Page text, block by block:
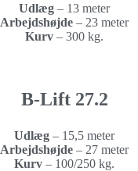
Udlæg – 13 meter
Arbejdshøjde – 23 meter
Kurv – 300 kg.
B-Lift 27.2
Udlæg – 15,5 meter
Arbejdshøjde – 27 meter
Kurv – 100/250 kg.